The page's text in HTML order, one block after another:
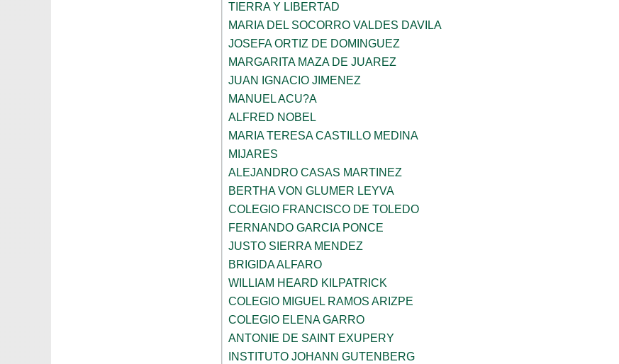
TIERRA Y LIBERTAD
MARIA DEL SOCORRO VALDES DAVILA
JOSEFA ORTIZ DE DOMINGUEZ
MARGARITA MAZA DE JUAREZ
JUAN IGNACIO JIMENEZ
MANUEL ACU?A
ALFRED NOBEL
MARIA TERESA CASTILLO MEDINA
MIJARES
ALEJANDRO CASAS MARTINEZ
BERTHA VON GLUMER LEYVA
COLEGIO FRANCISCO DE TOLEDO
FERNANDO GARCIA PONCE
JUSTO SIERRA MENDEZ
BRIGIDA ALFARO
WILLIAM HEARD KILPATRICK
COLEGIO MIGUEL RAMOS ARIZPE
COLEGIO ELENA GARRO
ANTONIE DE SAINT EXUPERY
INSTITUTO JOHANN GUTENBERG